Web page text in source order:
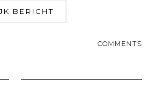
BERICHT
COMMENTS